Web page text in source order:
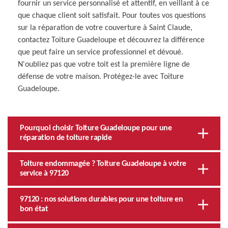
fournir un service personnalisé et attentif, en veillant à ce
que chaque client soit satisfait. Pour toutes vos questions
sur la réparation de votre couverture à Saint Claude,
contactez Toiture Guadeloupe et découvrez la différence
que peut faire un service professionnel et dévoué.
N'oubliez pas que votre toit est la première ligne de
défense de votre maison. Protégez-le avec Toiture
Guadeloupe.
Pourquoi choisir Toiture Guadeloupe pour une
réparation de toiture rapide
Toiture endommagée ? Toiture Guadeloupe à votre
service à 97120
97120 : nos solutions durables pour une toiture en
bon état